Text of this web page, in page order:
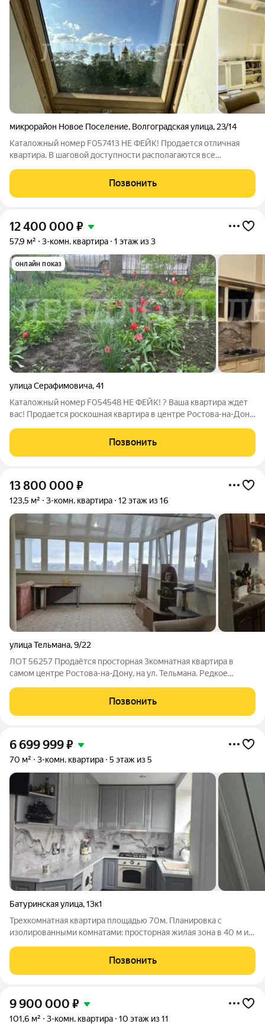
микрорайон Новое Поселение, Волгоградская улица, 23/14
Каталожный номер F057413 НЕ ФЕЙК! Продается отличная
квартира. В шаговой доступности располагаются все
учебные заведения, детские дошкольные учреждения,
магазины, поликлиники. Вам не придется тратить
Позвонить
12 400 000 ₽
57,9 м² 3-комн. квартира 1 этаж из 3
онлайн показ
улица Серафимовича,41
Каталожный номер F054548 НЕ ФЕЙК! ? Ваша квартира ждет
вас! Продается роскошная квартира в центре Ростова-на-Дону.
Выполнен дизайнерский ремонт. Совмещенный санузел,
центральное отопление
Позвонить
13 800 000 ₽
123,5 м² 3-комн. квартира 12 этаж из 16
улица Тельмана,9/22
ЛОТ 56257 Продаётся просторная 3комнатная квартира в
самом центре Ростова-на-Дону, на ул. Тельмана. Редкое
большая закрытая терраса 50,5 м с панорамным видом на
Позвонить
6 699 999₽
70 м² 3-комн. квартира 5 этаж из 5
Батуринская улица,13к1
Трехкомнатная квартира площадью 70м. Планировка с
изолированными комнатами: просторная жилая зона в 40 м и
солнечную сторону. В квартире выполнен аккуратный
косметический ремонт с
Позвонить
9 900 000 ₽
101,6 м² 3-комн. квартира 10 этаж из 11